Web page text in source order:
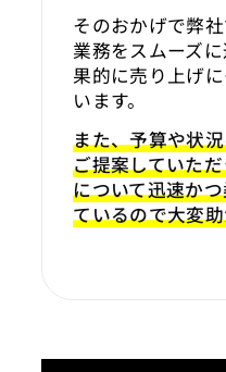
そのおかげで弊
業務をスムーズ
果的に売り上げ
います。
また、予算や状
ご提案していた
について迅速か
ているので大変